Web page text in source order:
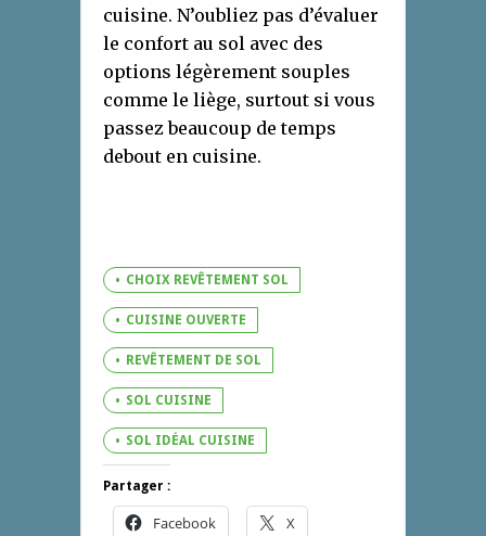
cuisine. N’oubliez pas d’évaluer
le confort au sol avec des
options légèrement souples
comme le liège, surtout si vous
passez beaucoup de temps
debout en cuisine.
CHOIX REVÊTEMENT SOL
CUISINE OUVERTE
REVÊTEMENT DE SOL
SOL CUISINE
SOL IDÉAL CUISINE
Partager :
Facebook X